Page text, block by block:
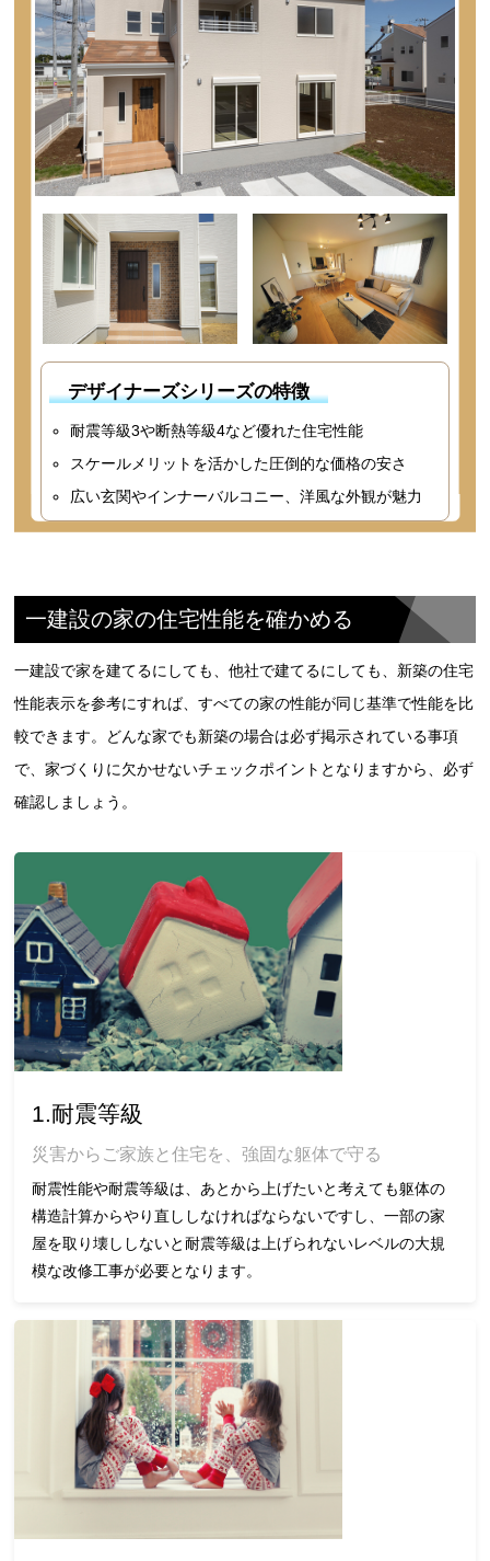
デザイナーズシリーズの特徴
耐震等級3や断熱等級4など優れた住宅性能
スケールメリットを活かした圧倒的な価格の安さ
広い玄関やインナーバルコニー、洋風な外観が魅力
一建設の家の住宅性能を確かめる
一建設で家を建てるにしても、他社で建てるにしても、新築の住宅
性能表示を参考にすれば、すべての家の性能が同じ基準で性能を比
較できます。どんな家でも新築の場合は必ず掲示されている事項
で、家づくりに欠かせないチェックポイントとなりますから、必ず
確認しましょう。
1.耐震等級
災害からご家族と住宅を、強固な躯体で守る
耐震性能や耐震等級は、あとから上げたいと考えても躯体の
構造計算からやり直ししなければならないですし、一部の家
屋を取り壊ししないと耐震等級は上げられないレベルの大規
模な改修工事が必要となります。